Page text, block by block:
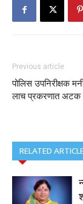
Previous article
पोलिस उपनिरीक्षक
लाच प्रकरणात अटक
RELATED